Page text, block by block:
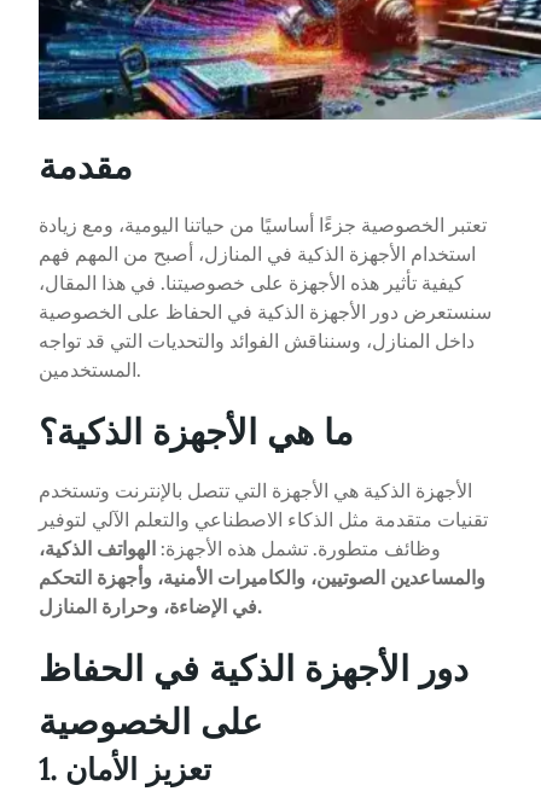
مقدمة
تعتبر الخصوصية جزءًا أساسيًا من حياتنا اليومية، ومع زيادة
استخدام الأجهزة الذكية في المنازل، أصبح من المهم فهم
كيفية تأثير هذه الأجهزة على خصوصيتنا. في هذا المقال،
سنستعرض دور الأجهزة الذكية في الحفاظ على الخصوصية
داخل المنازل، وسنناقش الفوائد والتحديات التي قد تواجه
المستخدمين.
ما هي الأجهزة الذكية؟
الأجهزة الذكية هي الأجهزة التي تتصل بالإنترنت وتستخدم
تقنيات متقدمة مثل الذكاء الاصطناعي والتعلم الآلي لتوفير
وظائف متطورة. تشمل هذه الأجهزة: الهواتف الذكية،
والمساعدين الصوتيين، والكاميرات الأمنية، وأجهزة التحكم
في الإضاءة، وحرارة المنازل.
دور الأجهزة الذكية في الحفاظ
على الخصوصية
1. تعزيز الأمان